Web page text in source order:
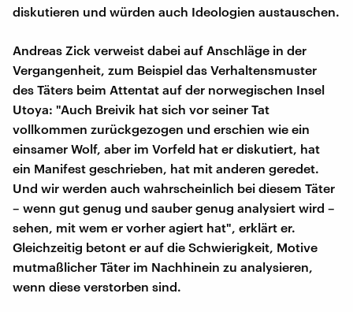
diskutieren und würden auch Ideologien austauschen.
Andreas Zick verweist dabei auf Anschläge in der
Vergangenheit, zum Beispiel das Verhaltensmuster
des Täters beim Attentat auf der norwegischen Insel
Utoya: "Auch Breivik hat sich vor seiner Tat
vollkommen zurückgezogen und erschien wie ein
einsamer Wolf, aber im Vorfeld hat er diskutiert, hat
ein Manifest geschrieben, hat mit anderen geredet.
Und wir werden auch wahrscheinlich bei diesem Täter
– wenn gut genug und sauber genug analysiert wird –
sehen, mit wem er vorher agiert hat", erklärt er.
Gleichzeitig betont er auf die Schwierigkeit, Motive
mutmaßlicher Täter im Nachhinein zu analysieren,
wenn diese verstorben sind.